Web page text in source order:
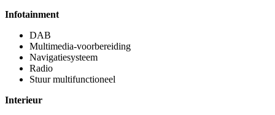
Infotainment
DAB
Multimedia-voorbereiding
Navigatiesysteem
Radio
Stuur multifunctioneel
Interieur